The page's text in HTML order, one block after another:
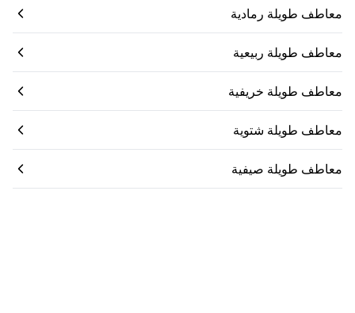
معاطف طويلة رمادية
معاطف طويلة ربيعية
معاطف طويلة خريفية
معاطف طويلة شتوية
معاطف طويلة صيفية